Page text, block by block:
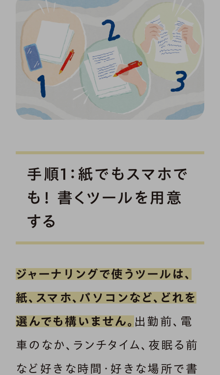
手順1：紙でもスマホで
も！ 書くツールを用意
する
ジャーナリングで使うツールは、
紙、スマホ、パソコンなど、どれを
選んでも構いません。 出勤前、電
車のなか、ランチタイム、夜眠る前
など好きな時間・好きな場所で書